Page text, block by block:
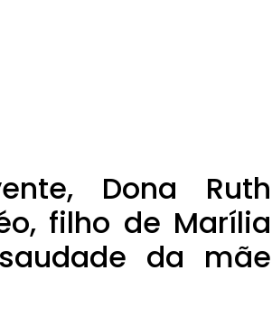
Dona Ruth
filho de Marília
da mãe